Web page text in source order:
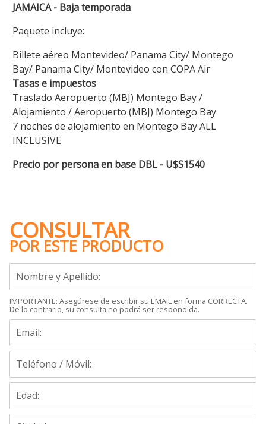
JAMAICA - Baja temporada
Paquete incluye:
Billete aéreo Montevideo/ Panama City/ Montego
Bay/ Panama City/ Montevideo con COPA Air
Tasas e impuestos
Traslado Aeropuerto (MBJ) Montego Bay /
Alojamiento / Aeropuerto (MBJ) Montego Bay
7 noches de alojamiento en Montego Bay ALL
INCLUSIVE
Precio por persona en base DBL - U$S1540
CONSULTAR
POR ESTE PRODUCTO
IMPORTANTE: Asegúrese de escribir su EMAIL en forma CORRECTA.
De lo contrario, su consulta no podrá ser respondida.